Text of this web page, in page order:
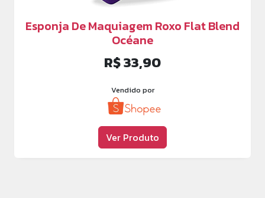
Esponja De Maquiagem Roxo Flat Blend
Océane
R$ 33,90
Vendido por
Ver Produto